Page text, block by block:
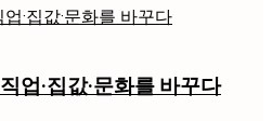
업·집값·문화를 바꾸다